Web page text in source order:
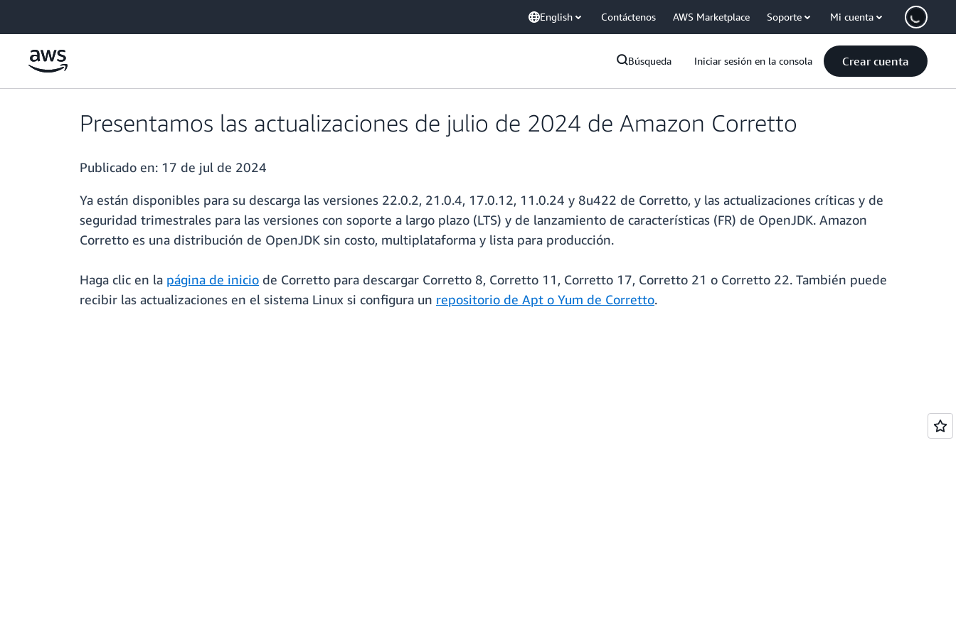
English Contáctenos AWS Marketplace Soporte Mi cuenta
Búsqueda Iniciar sesión en la consola Crear cuenta
Presentamos las actualizaciones de julio de 2024 de Amazon Corretto
Publicado en: 17 de jul de 2024
Ya están disponibles para su descarga las versiones 22.0.2, 21.0.4, 17.0.12, 11.0.24 y 8u422 de Corretto, y las actualizaciones críticas y de
seguridad trimestrales para las versiones con soporte a largo plazo (LTS) y de lanzamiento de características (FR) de OpenJDK. Amazon
Corretto es una distribución de OpenJDK sin costo, multiplataforma y lista para producción.
Haga clic en la página de inicio de Corretto para descargar Corretto 8, Corretto 11, Corretto 17, Corretto 21 o Corretto 22. También puede
recibir las actualizaciones en el sistema Linux si configura un repositorio de Apt o Yum de Corretto.